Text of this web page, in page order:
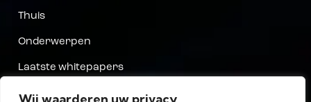
Thuis
Onderwerpen
Laatste whitepapers
Bedrijven AZ